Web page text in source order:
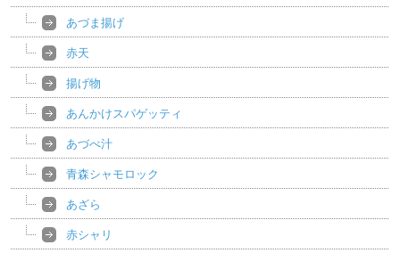
あづま揚げ
赤天
揚げ物
あんかけスパゲッティ
あづべ汁
青森シャモロック
あざら
赤シャリ